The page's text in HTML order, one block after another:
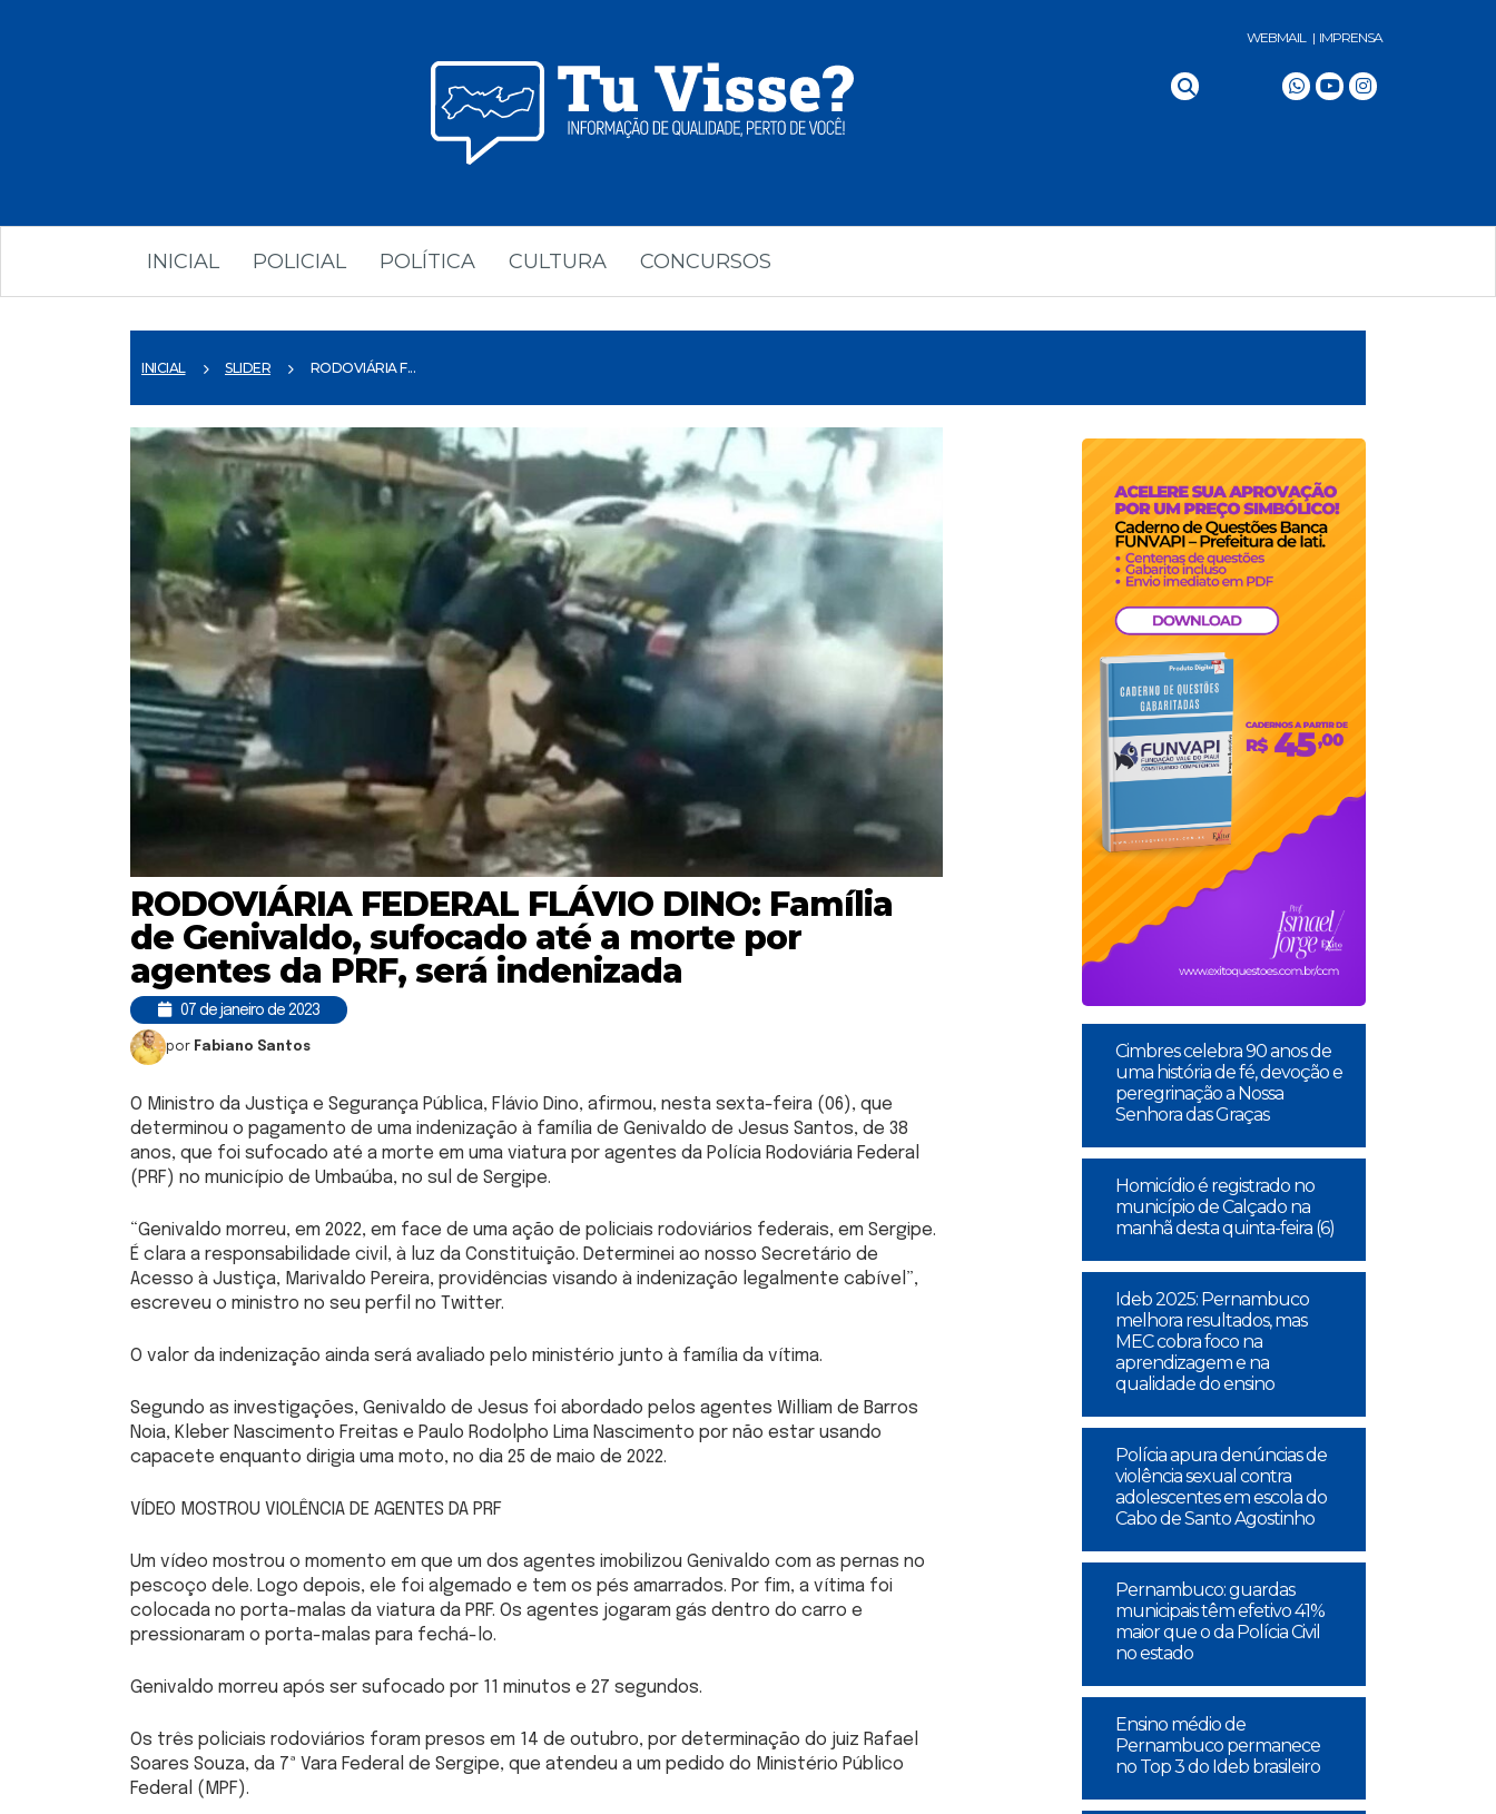
WEBMAIL | IMPRENSA
INICIAL POLICIAL POLÍTICA CULTURA CONCURSOS
INICIAL SLIDER RODOVIÁRIA F...
RODOVIÁRIA FEDERAL FLÁVIO DINO: Família
de Genivaldo, sufocado até a morte por
agentes da PRF, será indenizada
07 de janeiro de 2023
por Fabiano Santos
O Ministro da Justiça e Segurança Pública, Flávio Dino, afirmou, nesta sexta-feira (06), que
determinou o pagamento de uma indenização à família de Genivaldo de Jesus Santos, de 38
anos, que foi sufocado até a morte em uma viatura por agentes da Polícia Rodoviária Federal
(PRF) no município de Umbaúba, no sul de Sergipe.
“Genivaldo morreu, em 2022, em face de uma ação de policiais rodoviários federais, em Sergipe.
É clara a responsabilidade civil, à luz da Constituição. Determinei ao nosso Secretário de
Acesso à Justiça, Marivaldo Pereira, providências visando à indenização legalmente cabível”,
escreveu o ministro no seu perfil no Twitter.
O valor da indenização ainda será avaliado pelo ministério junto à família da vítima.
Segundo as investigações, Genivaldo de Jesus foi abordado pelos agentes William de Barros
Noia, Kleber Nascimento Freitas e Paulo Rodolpho Lima Nascimento por não estar usando
capacete enquanto dirigia uma moto, no dia 25 de maio de 2022.
VÍDEO MOSTROU VIOLÊNCIA DE AGENTES DA PRF
Um vídeo mostrou o momento em que um dos agentes imobilizou Genivaldo com as pernas no
pescoço dele. Logo depois, ele foi algemado e tem os pés amarrados. Por fim, a vítima foi
colocada no porta-malas da viatura da PRF. Os agentes jogaram gás dentro do carro e
pressionaram o porta-malas para fechá-lo.
Genivaldo morreu após ser sufocado por 11 minutos e 27 segundos.
Os três policiais rodoviários foram presos em 14 de outubro, por determinação do juiz Rafael
Soares Souza, da 7ª Vara Federal de Sergipe, que atendeu a um pedido do Ministério Público
Federal (MPF).
Cimbres celebra 90 anos de
uma história de fé, devoção e
peregrinação a Nossa
Senhora das Graças
Homicídio é registrado no
município de Calçado na
manhã desta quinta-feira (6)
Ideb 2025: Pernambuco
melhora resultados, mas
MEC cobra foco na
aprendizagem e na
qualidade do ensino
Polícia apura denúncias de
violência sexual contra
adolescentes em escola do
Cabo de Santo Agostinho
Pernambuco: guardas
municipais têm efetivo 41%
maior que o da Polícia Civil
no estado
Ensino médio de
Pernambuco permanece
no Top 3 do Ideb brasileiro